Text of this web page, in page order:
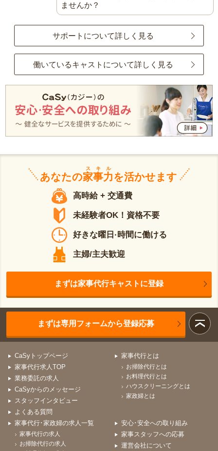
ませんか？
サポートについて詳しく見る
働いているキャストについて詳しく見る
あなたの家事力
スキル
を活かせます
高時給 + 交通費
未経験者OK！資格不要
好きな曜日·時間に働ける
主婦/主夫歓迎
まずは家事代行キャストに登録
まずは専用フォームから登録応募
CaSyトップページ
家事代行求人TOP
業務委託の求人
CaSyからのメッセージ
スタッフインタビュー
よくある質問
家事代行とは
お掃除代行とは
お料理代行とは
ハウスクリーニングとは
家政婦とは
家事代行･家政婦の求人一覧
家事代行の求人
お掃除代行の求人
安心･安全への取り組み
家事スタッフへの応募
運営会社について